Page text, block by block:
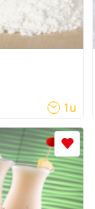
1u